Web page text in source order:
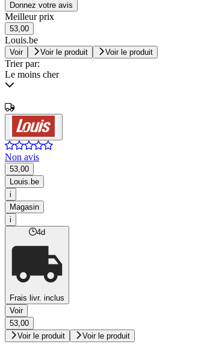
Donnez votre avis
Meilleur prix
53,00
Louis.be
Voir Voir le produit Voir le produit
Trier par:
Le moins cher
Non avis
53,00
Louis.be
i
Magasin
i
4d
Frais livr. inclus
Voir
53,00
Voir le produit
Voir le produit